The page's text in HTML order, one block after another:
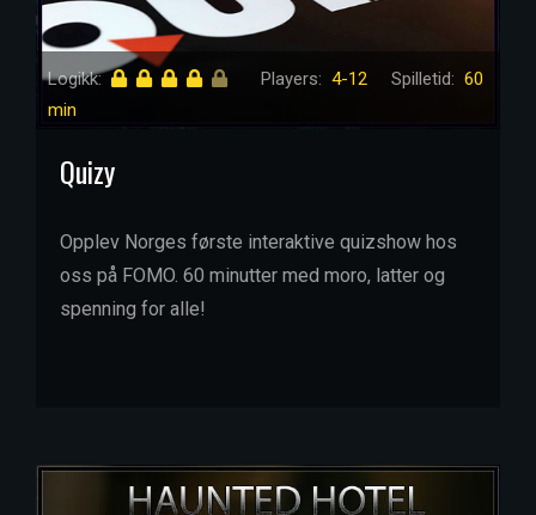
Logikk: Players: 4-12 Spilletid: 60
min
Quizy
Opplev Norges første interaktive quizshow hos
oss på FOMO. 60 minutter med moro, latter og
spenning for alle!